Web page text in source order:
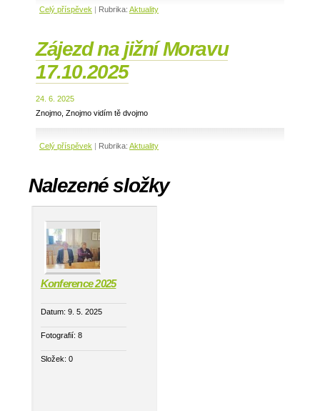
Celý příspěvek | Rubrika: Aktuality
Zájezd na jižní Moravu
17.10.2025
24. 6. 2025
Znojmo, Znojmo vidím tě dvojmo
Celý příspěvek | Rubrika: Aktuality
Nalezené složky
Konference 2025
Datum: 9. 5. 2025
Fotografií: 8
Složek: 0